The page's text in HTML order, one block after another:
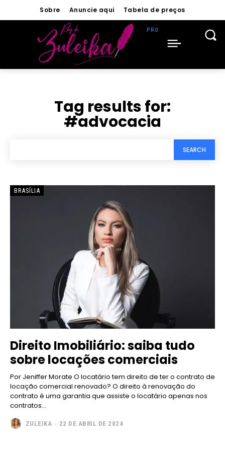
Sobre Anuncie aqui Tabela de preços
Tag results for:
#advocacia
SEARCH
BRASÍLIA
Direito Imobiliário: saiba tudo
sobre locações comerciais
Por Jeniffer Morate O locatário tem direito de ter o contrato de
locação comercial renovado? O direito à renovação do
contrato é uma garantia que assiste o locatário apenas nos
contratos...
ZULEIKA - 22 DE ABRIL DE 2024